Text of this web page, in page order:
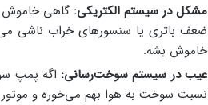
مشکل در سیستم الکتریکی: گاهی خاموش
ضعف باتری یا سنسورهای خراب ناشی
خاموش بشه.
عیب در سیستم سوخت‌رسانی: اگه پمپ
نسبت سوخت به هوا بهم می‌خوره و